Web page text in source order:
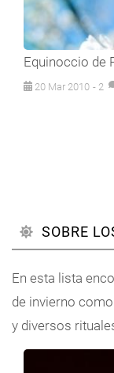
Equinoccio de
20 Mar 2010 - 2
SOBRE
En esta lista
de invierno
y diversos